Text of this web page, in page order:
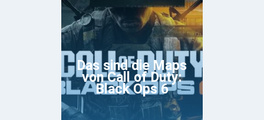
Das sind die Maps
von Call of Duty:
Black Ops 6